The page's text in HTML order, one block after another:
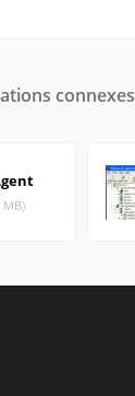
connexes
MB)